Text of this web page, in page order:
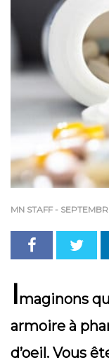
MN STAFF -
Imaginons
armoire à
d’oeil. Vous